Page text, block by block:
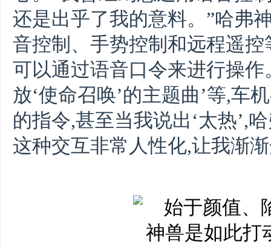
还是出乎了我的意料。”哈弗
音控制、手势控制和远程遥
可以通过语音口令来进行操作
放‘使命召唤’的主题曲’等,车
的指令,甚至当我说出‘太热’,
这种交互非常人性化,让我渐